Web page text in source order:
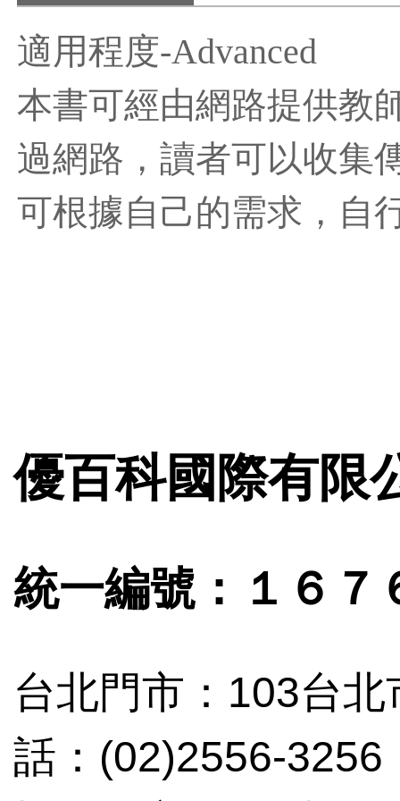
適用程度-Advanced
本書可經由網路提供教
過網路，讀者可以收集
可根據自己的需求，自
優百科國際有限
統一編號：１６７
台北門市：103台
話：(02)2556-3256